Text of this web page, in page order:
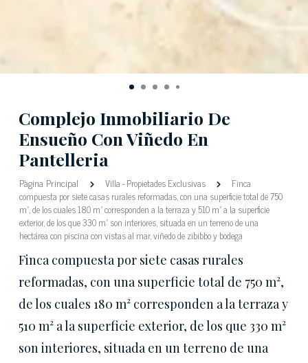
Complejo Inmobiliario De
Ensueño Con Viñedo En
Pantelleria
Pàgina Principal Villa-Propietades Exclusivas
Finca
compuesta por siete casas rurales reformadas, con una superficie total de 750
m², de los cuales 180 m² corresponden a la terraza y 510 m² a la superficie
exterior, de los que 330 m² son interiores, situada en un terreno de una
hectárea con piscina con vistas al mar, viñedo de zibibbo y bodega
Finca compuesta por siete casas rurales
reformadas, con una superficie total de 750 m²,
de los cuales 180 m² corresponden a la terraza y
510 m² a la superficie exterior, de los que 330 m²
son interiores, situada en un terreno de una